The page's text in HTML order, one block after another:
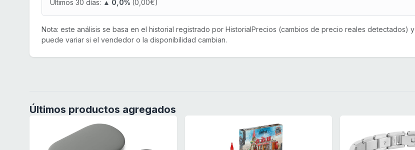
Últimos 30 días: ▲ 0,0% (0,00€)
Nota: este análisis se basa en el historial registrado por HistorialPrecios (cambios de precio reales detectados) y
puede variar si el vendedor o la disponibilidad cambian.
Últimos productos agregados